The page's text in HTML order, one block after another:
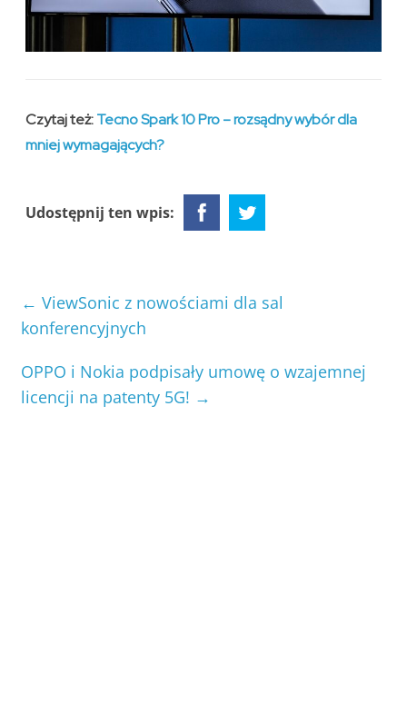
Czytaj też:Tecno Spark 10 Pro – rozsądny wybór dla
mniej wymagających?
Udostępnij ten wpis:
← ViewSonic z nowościami dla sal
konferencyjnych
OPPO i Nokia podpisały umowę o wzajemnej
licencji na patenty 5G! →